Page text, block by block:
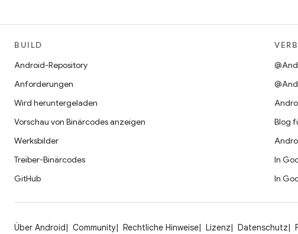
BUILD
Android-Repository
Anforderungen
Wird heruntergeladen
Vorschau von Binärcodes anzeigen
Werksbilder
Treiber-Binärcodes
GitHub
Blog
In
In
Über Android Community Rechtliche Hinweise Lizenz Datenschutz